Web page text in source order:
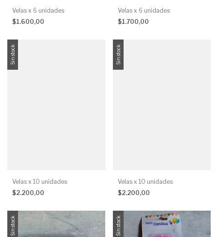
Velas x 6 unidades
$1.600,00
Velas x 6 unidades
$1.700,00
Sin stock
Velas x 10 unidades
$2.200,00
Sin stock
Velas x 10 unidades
$2.200,00
Sin stock Sin stock